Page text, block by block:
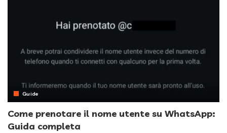
Guide
Come prenotare il nome utente su WhatsApp:
Guida completa